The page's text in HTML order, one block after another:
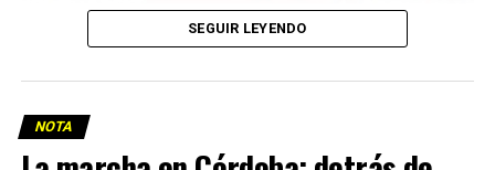
SEGUIR LEYENDO
NOTA